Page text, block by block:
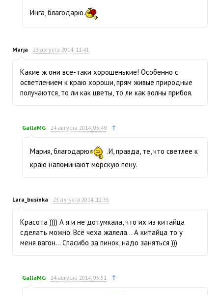
Инга, благодарю.
Marja 23 августа 2014, 11:41
Какие ж они все-таки хорошенькие! Особенно с
осветлением к краю хороши, прям живые природные
получаются, то ли как цветы, то ли как волны прибоя.
GallaMG 24 августа 2014, 03:49 ↑
Мария, благодарю
.И, правда, те, что светлее к
краю напоминают морскую пену.
Lara_businka 23 августа 2014, 12:35
Красота )))) А я и не дотумкала, что их из китайца
сделать можно. Всё чеха жалела… А китайца то у
меня вагон… Спасибо за пинок, надо заняться )))
GallaMG 24 августа 2014, 03:51 ↑